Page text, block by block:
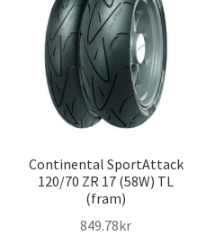
Continental SportAttack
120/70 ZR 17 (58W) TL
(fram)
849.78kr